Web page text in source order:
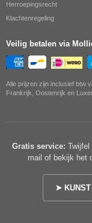
Herroepingsrecht
Klachtenregeling
Veilig betalen via
Alle prijzen zijn inclusief btw
Frankrijk, Oostenrijk en
Gratis service: Twijfel
mail of bekijk het
➤ KUNST